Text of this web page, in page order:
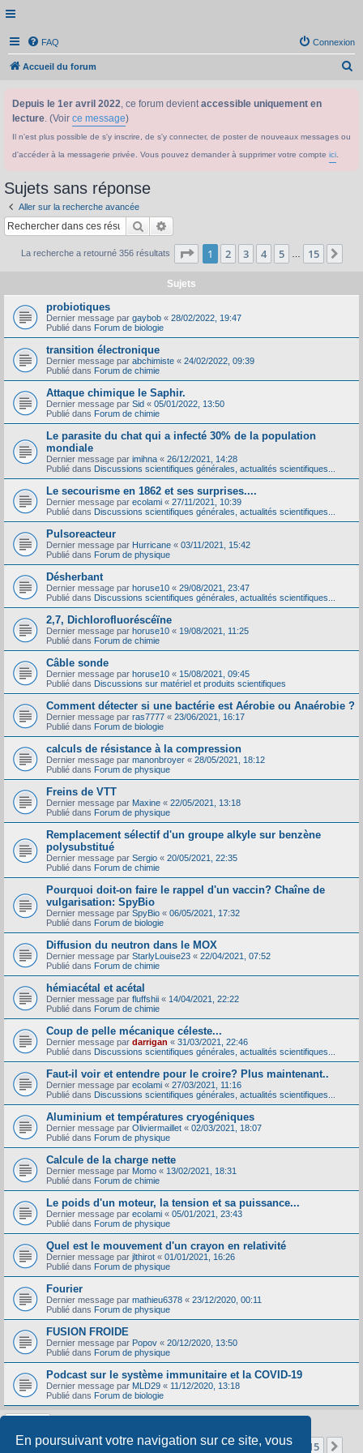
En poursuivant votre navigation sur ce site, vous
FAQ Connexion
Accueil du forum
Depuis le 1er avril 2022, ce forum devientaccessible uniquement en
lecture. (Voir ce message)
Il n'est plus possible de s'y inscrire, de s'y connecter, de poster de nouveaux messages ou
d'accéder à la messagerie privée. Vous pouvez demander à supprimer votre compte ici
Sujets sans réponse
Aller sur la recherche avancée
Rechercher
La recherche a retourné 356 résultats Page 1sur15
1 2 3 4 5 15
Sujets
probiotiques
Dernier message par gaybob « 28/02/2022, 19:47
Publié dans Forum de biologie
transition électronique
Dernier message par abchimiste « 24/02/2022, 09:39
Publié dans Forum de chimie
Attaque chimique le Saphir.
Dernier message par Sid « 05/01/2022, 13:50
Publié dans Forum de chimie
Le parasite du chat qui a infecté 30% de la population
mondiale
Dernier message par imihna « 26/12/2021, 14:28
Publié dans Discussions scientifiques générales, actualités scientifiques...
Le secourisme en 1862 et ses surprises....
Dernier message par ecolami « 27/11/2021, 10:39
Publié dans Discussions scientifiques générales, actualités scientifiques...
Pulsoreacteur
Dernier message par Hurricane « 03/11/2021, 15:42
Publié dans Forum de physique
Désherbant
Dernier message par horuse10 « 29/08/2021, 23:47
Publié dans Discussions scientifiques générales, actualités scientifiques...
2,7, Dichlorofluoréscéïne
Dernier message par horuse10 « 19/08/2021, 11:25
Publié dans Forum de chimie
Câble sonde
Dernier message par horuse10 « 15/08/2021, 09:45
Publié dans Discussions sur matériel et produits scientifiques
Comment détecter si une bactérie est Aérobie ou Anaérobie ?
Dernier message par ras7777 « 23/06/2021, 16:17
Publié dans Forum de biologie
calculs de résistance à la compression
Dernier message par manonbroyer « 28/05/2021, 18:12
Publié dans Forum de physique
Freins de VTT
Dernier message par Maxine « 22/05/2021, 13:18
Publié dans Forum de physique
Remplacement sélectif d'un groupe alkyle sur benzène
polysubstitué
Dernier message par Sergio « 20/05/2021, 22:35
Publié dans Forum de chimie
Pourquoi doit-on faire le rappel d'un vaccin? Chaîne de
vulgarisation: SpyBio
Dernier message par SpyBio « 06/05/2021, 17:32
Publié dans Forum de biologie
Diffusion du neutron dans le MOX
Dernier message par StarlyLouise23 « 22/04/2021, 07:52
Publié dans Forum de chimie
hémiacétal et acétal
Dernier message par fluffshii « 14/04/2021, 22:22
Publié dans Forum de chimie
Coup de pelle mécanique céleste...
Dernier message par darrigan « 31/03/2021, 22:46
Publié dans Discussions scientifiques générales, actualités scientifiques...
Faut-il voir et entendre pour le croire? Plus maintenant..
Dernier message par ecolami « 27/03/2021, 11:16
Publié dans Discussions scientifiques générales, actualités scientifiques...
Aluminium et températures cryogéniques
Dernier message par Oliviermaillet « 02/03/2021, 18:07
Publié dans Forum de physique
Calcule de la charge nette
Dernier message par Momo « 13/02/2021, 18:31
Publié dans Forum de chimie
Le poids d'un moteur, la tension et sa puissance...
Dernier message par ecolami « 05/01/2021, 23:43
Publié dans Forum de physique
Quel est le mouvement d'un crayon en relativité
Dernier message par jlthirot « 01/01/2021, 16:26
Publié dans Forum de physique
Fourier
Dernier message par mathieu6378 « 23/12/2020, 00:11
Publié dans Forum de physique
FUSION FROIDE
Dernier message par Popov « 20/12/2020, 13:50
Publié dans Forum de physique
Podcast sur le système immunitaire et la COVID-19
Dernier message par MLD29 « 11/12/2020, 13:18
Publié dans Forum de biologie
La recherche a retourné 356 résultats Page 1sur15
1 2 3 4 5 … 15